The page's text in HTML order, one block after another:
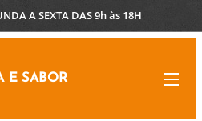
A SEXTA DAS 9h às 18H
E SABOR